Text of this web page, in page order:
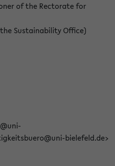
of the Rectorate for
Sustainability Office)
bielefeld.de>